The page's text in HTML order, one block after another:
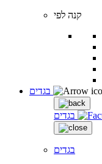
קנה לפי
בגדים
בגדים